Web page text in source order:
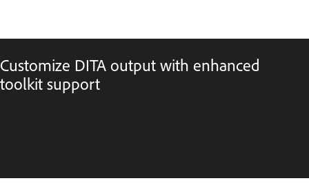
Customize DITA output with enhanced
toolkit support